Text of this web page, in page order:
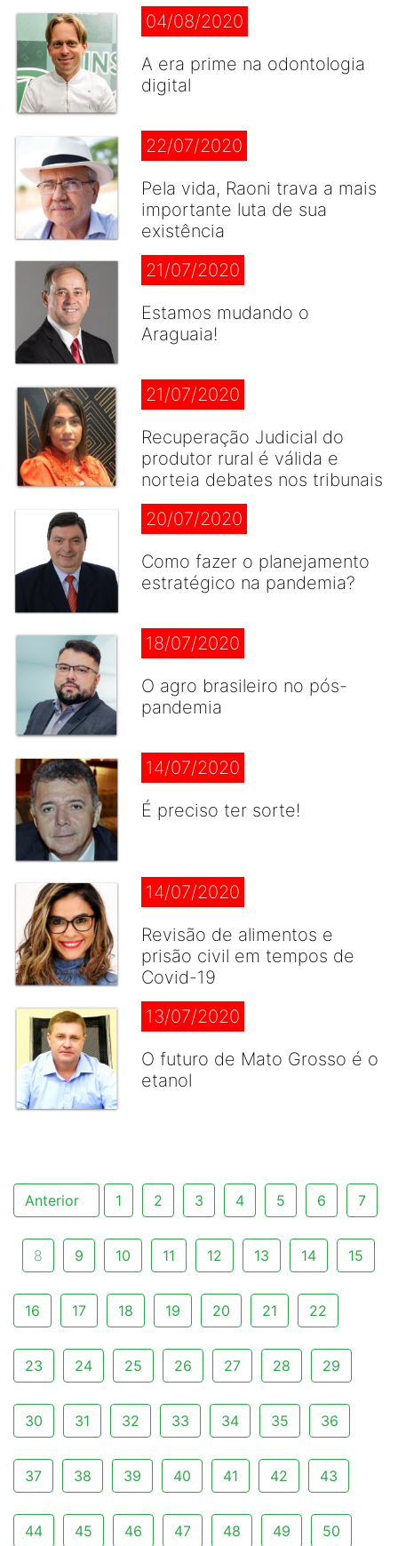
04/08/2020
A era prime na odontologia
digital
22/07/2020
Pela vida, Raoni trava a mais
importante luta de sua
existência
21/07/2020
Estamos mudando o
Araguaia!
21/07/2020
Recuperação Judicial do
produtor rural é válida e
norteia debates nos tribunais
20/07/2020
Como fazer o planejamento
estratégico na pandemia?
18/07/2020
O agro brasileiro no pós-
pandemia
14/07/2020
É preciso ter sorte!
14/07/2020
Revisão de alimentos e
prisão civil em tempos de
Covid-19
13/07/2020
O futuro de Mato Grosso é o
etanol
Anterior 1 2 3 4 5 6 7
8 9 10 11 12 13 14 15
16 17 18 19 20 21 22
23 24 25 26 27 28 29
30 31 32 33 34 35 36
37 38 39 40 41 42 43
44 45 46 47 48 49 50